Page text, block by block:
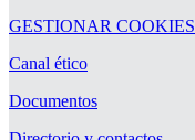
GESTIONAR COOKIES
Canal ético
Documentos